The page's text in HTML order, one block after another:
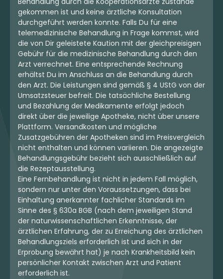
gekommen ist und keine ärztliche Konsultation
durchgeführt werden konnte. Falls Du für eine
telemedizinische Behandlung in Frage kommst, wird
die von Dir geleistete Kaution mit der gleichpreisigen
Gebühr für die medizinische Behandlung durch den
Arzt verrechnet. Eine entsprechende Rechnung
erhältst Du im Anschluss an die Behandlung durch
den Arzt. Die Leistungen sind gemäß § 4 UStG von der
Umsatzsteuer befreit. Die tatsächliche Bestellung
und Bezahlung der Medikamente erfolgt jedoch
direkt über die jeweilige Apotheke, nicht über unsere
Plattform. Versandkosten und mögliche
Zusatzgebühren der Apotheken sind im Preisvergleich
nicht enthalten und können variieren. Die angezeigte
Behandlungsgebühr bezieht sich ausschließlich auf
die Rezeptausstellung.
Eine Fernbehandlung ist nicht in jedem Fall möglich,
sondern nur unter den Voraussetzungen, dass bei
Einhaltung anerkannter fachlicher Standards im
Sinne des § 630a BGB (nach dem jeweiligen Stand
der naturwissenschaftlichen Erkenntnisse, der
ärztlichen Erfahrung, der zu Erreichung des ärztlichen
Behandlungsziels erforderlich ist und sich in der
Erprobung bewährt hat) je nach Krankheitsbild kein
persönlicher Kontakt zwischen Arzt und Patient
erforderlich ist.